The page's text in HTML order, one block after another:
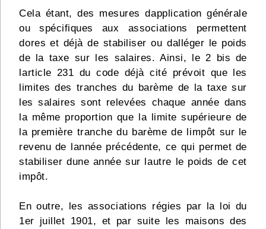
Cela étant, des mesures dapplication générale
ou spécifiques aux associations permettent
dores et déjà de stabiliser ou dalléger le poids
de la taxe sur les salaires. Ainsi, le 2 bis de
larticle 231 du code déjà cité prévoit que les
limites des tranches du barème de la taxe sur
les salaires sont relevées chaque année dans
la même proportion que la limite supérieure de
la première tranche du barème de limpôt sur le
revenu de lannée précédente, ce qui permet de
stabiliser dune année sur lautre le poids de cet
impôt.
En outre, les associations régies par la loi du
1er juillet 1901, et par suite les maisons des